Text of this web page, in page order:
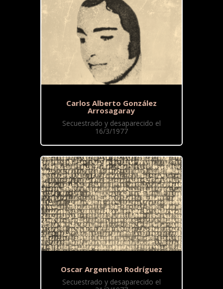
Carlos Alberto González
Arrosagaray
Secuestrado y desaparecido el
16/3/1977
Oscar Argentino Rodríguez
Secuestrado y desaparecido el